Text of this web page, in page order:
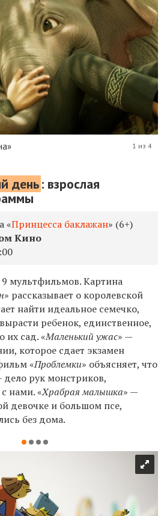
1 из 4
день: взрослая
«Принцесса баклажан» (6+)
Кино
мультфильмов. Картина
» рассказывает о королевской
найти идеальное семечко,
ребенок, единственное,
их сад. «Маленький ужас» —
которое сдает экзамен
«Проблемки» объясняет, что
рук монстриков,
нами. «Храбрая малышка» —
девочке и большом псе,
без дома.